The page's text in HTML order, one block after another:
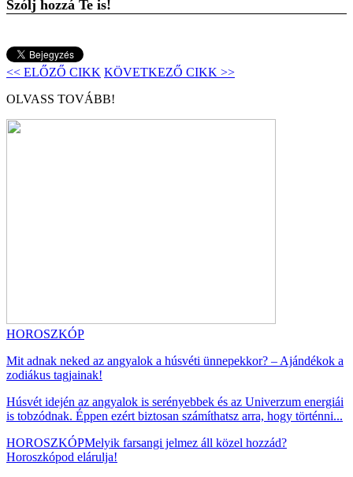
Szólj hozzá Te is!
<< ELŐZŐ CIKK KÖVETKEZŐ CIKK >>
OLVASS TOVÁBB!
HOROSZKÓP
Mit adnak neked az angyalok a húsvéti ünnepekkor? – Ajándékok a
zodiákus tagjainak!
Húsvét idején az angyalok is serényebbek és az Univerzum energiái
is tobzódnak. Éppen ezért biztosan számíthatsz arra, hogy történni...
HOROSZKÓPMelyik farsangi jelmez áll közel hozzád?
Horoszkópod elárulja!